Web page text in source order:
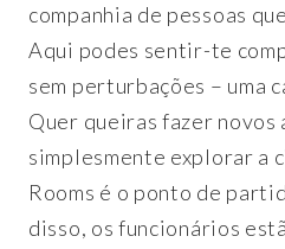
companhia de pessoas
Aqui podes sentir-te
sem perturbações – uma
Quer queiras fazer novos
simplesmente explorar a
Rooms é o ponto de
disso, os funcionários